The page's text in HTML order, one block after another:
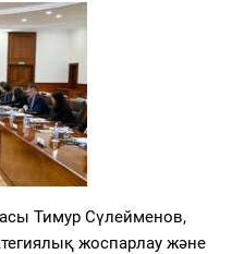
Тимур Сүлейменов,
жоспарлау және